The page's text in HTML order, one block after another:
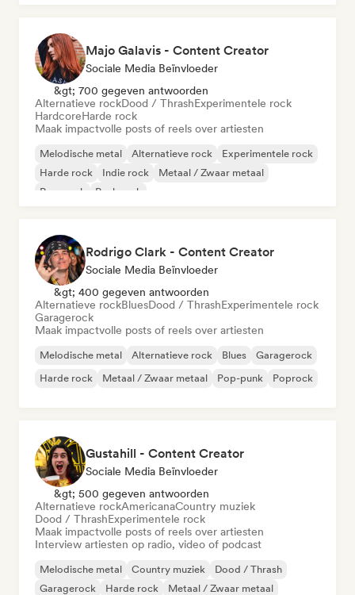
Majo Galavis - Content Creator
Sociale Media Beïnvloeder
&gt; 700 gegeven antwoorden
Alternatieve rockDood / ThrashExperimentele rock
HardcoreHarde rock
Maak impactvolle posts of reels over artiesten
Melodische metal Alternatieve rock
Experimentele rock
Harde rock
Indie rock
Metaal / Zwaar metaal
Pop-punk
Punk rock
Rodrigo Clark - Content Creator
Sociale Media Beïnvloeder
&gt; 400 gegeven antwoorden
Alternatieve rockBluesDood / ThrashExperimentele rock
Garagerock
Maak impactvolle posts of reels over artiesten
Melodische metal Alternatieve rock Blues
Garagerock
Harde rock
Metaal / Zwaar metaal Pop-punk Poprock
Gustahill - Content Creator
Sociale Media Beïnvloeder
&gt; 500 gegeven antwoorden
Alternatieve rockAmericanaCountry muziek
Dood / ThrashExperimentele rock
Maak impactvolle posts of reels over artiesten
Interview artiesten op radio, video of podcast
Melodische metal Country muziek
Dood / Thrash
Garagerock
Harde rock
Metaal / Zwaar metaal